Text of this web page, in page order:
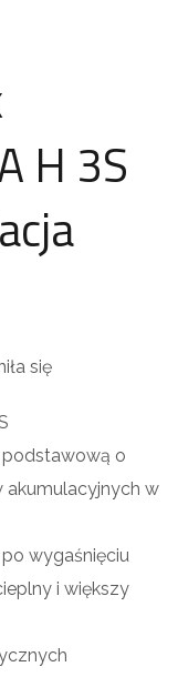
H 3S
się
podstawową o
w
wygaśnięciu
i większy